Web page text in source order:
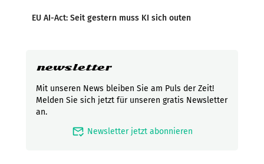
EU AI-Act: Seit gestern muss KI sich outen
newsletter
Mit unseren News bleiben Sie am Puls der Zeit!
Melden Sie sich jetzt für unseren gratis Newsletter
an.
mark_email_read Newsletter jetzt abonnieren